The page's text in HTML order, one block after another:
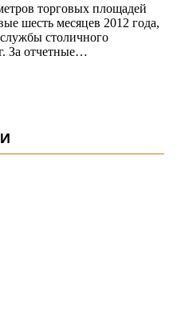
торговых площадей
шесть месяцев 2012 года,
столичного
За отчетные…